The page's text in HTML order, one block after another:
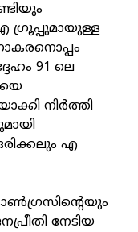
ഗ്രൂപ്പുമായുള്ള
91 ലെ
നിര്‍ത്തി
എ
നേടിയ